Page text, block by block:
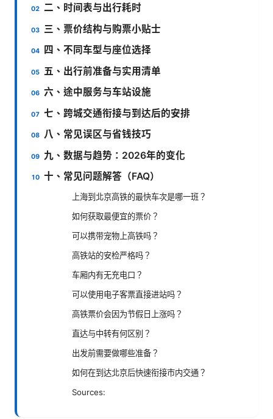
二、时间表与出行耗时
三、票价结构与购票小贴士
四、不同车型与座位选择
五、出行前准备与实用清单
六、途中服务与车站设施
七、跨城交通衔接与到达后的安排
八、常见误区与省钱技巧
九、数据与趋势：2026年的变化
十、常见问题解答（FAQ）
上海到北京高铁的最快车次是哪一班？
如何获取最便宜的票价？
可以携带宠物上高铁吗？
高铁站的安检严格吗？
车厢内有无充电口？
可以使用电子客票直接进站吗？
高铁票价会因为节假日上涨吗？
直达与中转有何区别？
出发前需要做哪些准备？
如何在到达北京后快速衔接市内交通？
Sources: